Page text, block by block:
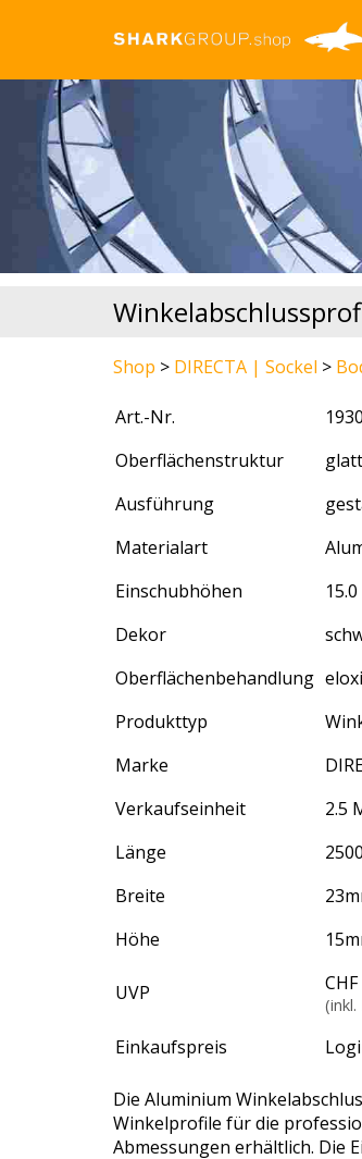
Shop > DIRECTA | Sockel >
Art.-Nr.
Oberflächenstruktur
glatt
Ausführung
Materialart
Einschubhöhen
Dekor
Oberflächenbehandlung
Produkttyp
Marke
Verkaufseinheit
2.5
Länge
2500
Breite
23
Höhe
15
UVP
(inkl.
Einkaufspreis
Die Aluminium
Winkelprofile für die
Abmessungen erhältlich. Die